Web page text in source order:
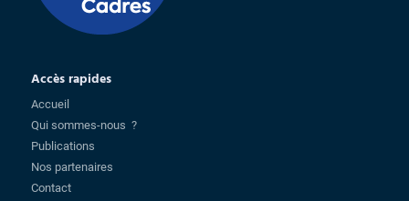
Accès rapides
Accueil
Qui sommes-nous ?
Publications
Nos partenaires
Contact